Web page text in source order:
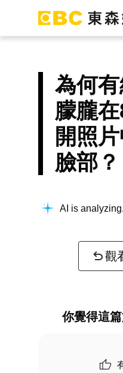
為何
朦朧
開照
臉部？
AI is
觀
你覺得這